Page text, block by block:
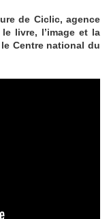
de Ciclic, agence
livre, l’image et la
Centre national du